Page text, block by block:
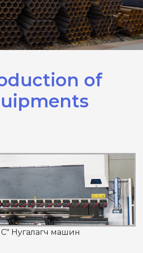
of
Нугалагч машин